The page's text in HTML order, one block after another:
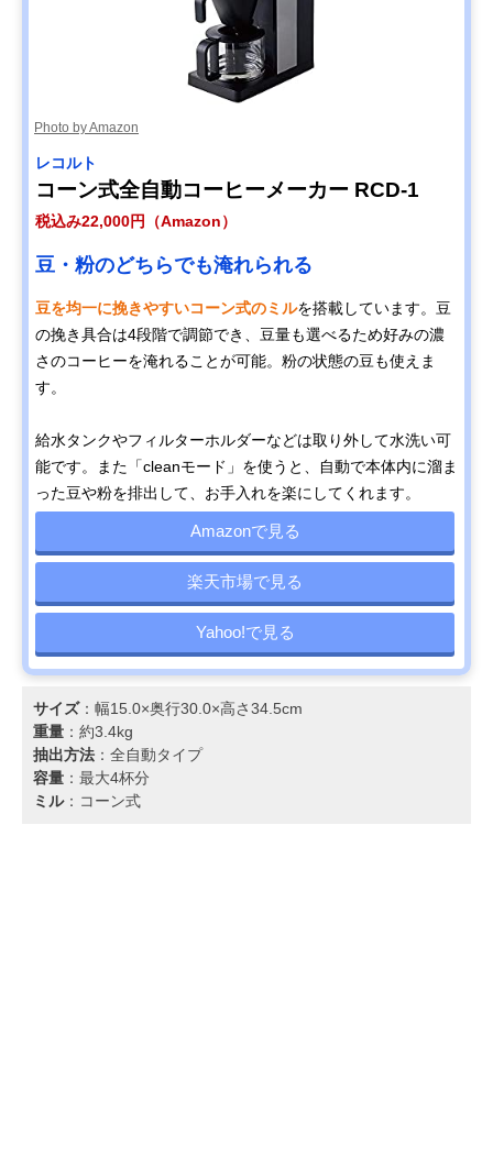
Photo by Amazon
レコルト
コーン式全自動コーヒーメーカー RCD-1
税込み22,000円（Amazon）
豆・粉のどちらでも淹れられる
豆を均一に挽きやすいコーン式のミルを搭載しています。豆
の挽き具合は4段階で調節でき、豆量も選べるため好みの濃
さのコーヒーを淹れることが可能。粉の状態の豆も使えま
す。
給水タンクやフィルターホルダーなどは取り外して水洗い可
能です。また「cleanモード」を使うと、自動で本体内に溜ま
った豆や粉を排出して、お手入れを楽にしてくれます。
Amazonで見る
楽天市場で見る
Yahoo!で見る
サイズ：幅15.0×奥行30.0×高さ34.5cm
重量 ：約3.4kg
抽出方法 ：全自動タイプ
容量 ：最大4杯分
ミル：コーン式